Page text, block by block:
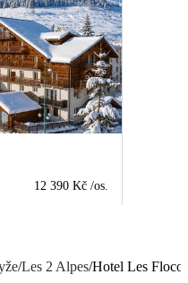
12 390 Kč /os.
/Les 2 Alpes/Hotel Les